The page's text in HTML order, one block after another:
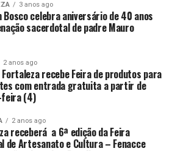
3 anos ago
Bosco celebra aniversário de 40 anos
sacerdotal de padre Mauro
2 anos ago
recebe Feira de produtos para
com entrada gratuita a partir de
(4)
2 anos ago
receberá a 6ª edição da Feira
de Artesanato e Cultura – Fenacce